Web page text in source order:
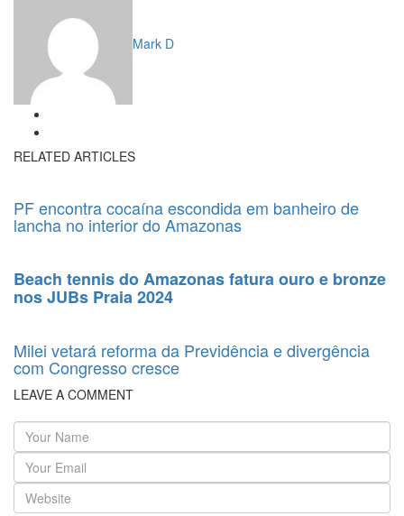
Mark D
RELATED ARTICLES
PF encontra cocaína escondida em banheiro de
lancha no interior do Amazonas
Beach tennis do Amazonas fatura ouro e bronze
nos JUBs Praia 2024
Milei vetará reforma da Previdência e divergência
com Congresso cresce
LEAVE A COMMENT